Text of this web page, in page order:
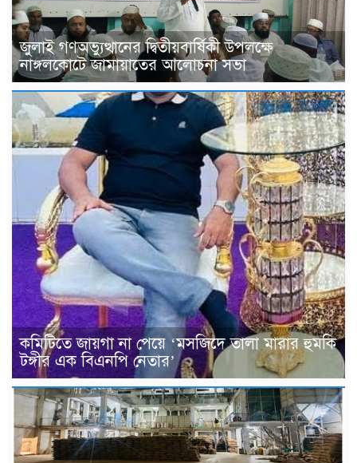
জুলাই গণঅভ্যুত্থানের দ্বিতীয়বার্ষিকী উপলক্ষে
নাঙ্গলকোটে জামায়াতের আলোচনা সভা
কমিটিতে জায়গা না পেয়ে ‘মসজিদে তালা মারার হুমকি
টঙ্গীর এক বিএনপি নেতার’